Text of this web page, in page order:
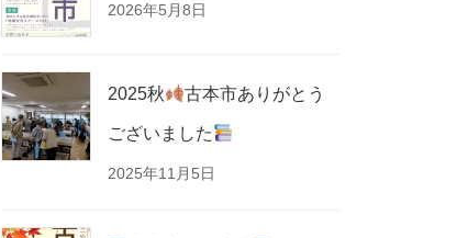
2026年5月8日
2025秋 古本市ありがとう
ございました
2025年11月5日